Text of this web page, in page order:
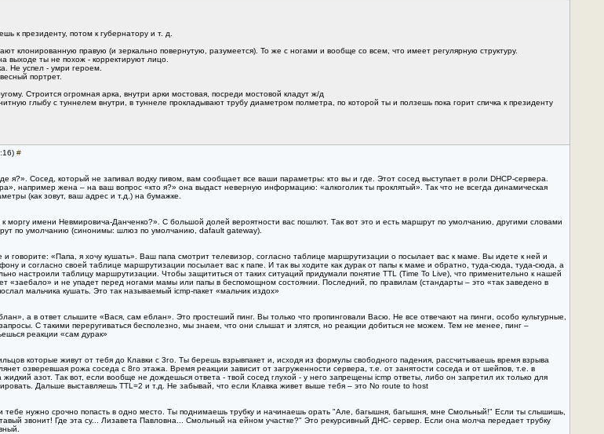
к президенту, потом к губернатору и т. д.
клонированную правую (и зеркально повернутую, разумеется). То же с ногами и вообще со всем, что имеет регулярную структуру.
ты не похож - корректируют лицо.
Не успел - умри героем.
портрет.
Строится огромная арка, внутри арки мостовая, посреди мостовой кладут ж/д
глыбу с туннелем внутри, в туннеле прокладывают трубу диаметром полметра, по которой ты и ползешь пока горит спичка к президенту
#
я?». Сосед, который не запивал водку пивом, вам сообщает все ваши параметры: кто вы и где. Этот сосед выступает в роли DHCP-сервера.
например жена – на ваш вопрос «кто я?» она выдаст неверную информацию: «алкоголик ты проклятый». Так что не всегда динамическая
(как зовут, ваш адрес и т.д.) на бумажке.
моргу имени Невмировича-Данченко?». С большой долей вероятности вас пошлют. Так вот это и есть маршрут по умолчанию, другими словами
по умолчанию (синонимы: шлюз по умолчанию, dafault gateway).
говорите: «Папа, я хочу кушать». Ваш папа смотрит телевизор, согласно таблице маршрутизации о посылает вас к маме. Вы идете к ней и
и согласно своей таблице маршрутизации посылает вас к папе. И так вы ходите как дурак от папы к маме и обратно, туда-сюда, туда-сюда, а
настроили таблицу маршрутизации. Чтобы защититься от таких ситуаций придумали понятие TTL (Time To Live), что применительно к нашей
«заебало» и не упадет перед ногами мамы или папы в беспомощном состоянии. Последний, по правилам (стандарты – это «так заведено в
мальчика кушать. Это так называемый icmp-пакет «мальчик издох»
а в ответ слышите «Вася, сам еблан». Это простеший пинг. Вы только что пропинговали Васю. Не все отвечают на пинги, особо культурные,
С такими переругиваться бесполезно, мы знаем, что они слышат и злятся, но реакции добиться не можем. Тем не менее, пинг –
реакции «сам дурак»
которые живут от тебя до Клавки с 3го. Ты берешь взрывпакет и, исходя из формулы свободного падения, рассчитываешь время взрыва
озверевшая рожа соседа с 8го этажа. Время реакции зависит от загруженности сервера, т.е. от занятости соседа и от шейпов, т.е. в
азот. Так вот, если вообще не дождешься ответа - твой сосед глухой - у него запрещены icmp ответы, либо он запретил их только для
Дальше выставляешь TTL=2 и т.д. Не забывай, что если Клавка живет выше тебя – это No route to host
тебе нужно срочно попасть в одно место. Ты поднимаешь трубку и начинаешь орать "Але, багышня, багышня, мне Смольный!" Если ты слышишь,
звонит! Где эта су... Лизавета Павловна... Смольный на ейном участке?" Это рекурсивный ДНС- сервер. Если она молча передает трубку